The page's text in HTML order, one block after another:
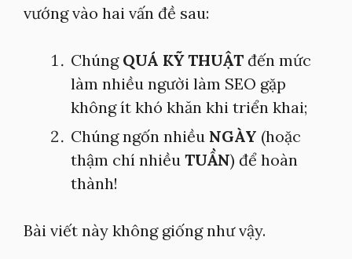
vướng vào hai vấn đề sau:
Chúng QUÁ KỸ THUẬT đến mức
làm nhiều người làm SEO gặp
không ít khó khăn khi triển khai;
Chúng ngốn nhiều NGÀY (hoặc
thậm chí nhiều TUẦN) để hoàn
thành!
Bài viết này không giống như vậy.